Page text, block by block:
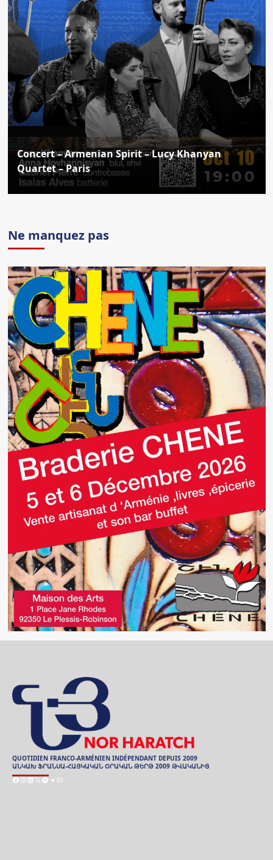
Concert – Armenian Spirit – Lucy Khanyan
Quartet – Paris
Ne manquez pas
QUOTIDIEN FRANCO-ARMÉNIEN INDÉPENDANT DEPUIS 2009
ԱՆԿԱԽ ՖՐԱՆՍԱ-ՀԱՅԿԱԿԱՆ ՕՐԱԿԱՆ ԹԵՐԹ 2009 ԹՎԱԿԱՆԻՑ
Facebook
Instagram
LinkedIn
X SpotifyTelegram